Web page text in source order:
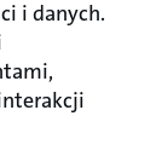
i danych.